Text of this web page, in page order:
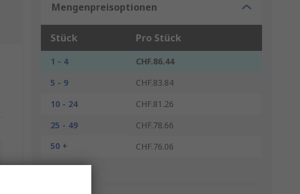
Mengenpreisoptionen
Stück Pro Stück
1 - 4
CHF.86.44
5 - 9
CHF.83.84
10 - 24
CHF.81.26
25 - 49
CHF.78.66
50 +
CHF.76.06